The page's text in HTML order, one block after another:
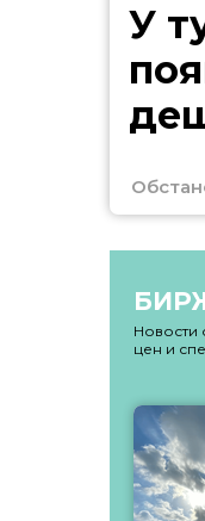
У
Новости
цен и